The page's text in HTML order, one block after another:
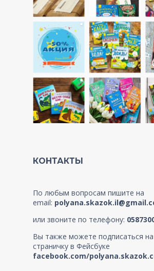
КОНТАКТЫ
По любым вопросам пишите на
email:
или звоните по телефону:
Вы также можете подписаться
страничку в Фейсбуке
facebook.com/